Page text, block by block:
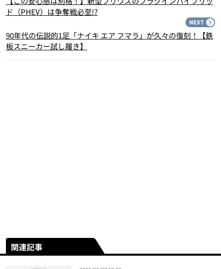
ド（PHEV）は争奪戦必至!?
90年代の伝説的1足「ナイキ エア フマラ」が久々の復刻！【鉄
板スニーカー試し履き】
関連記事